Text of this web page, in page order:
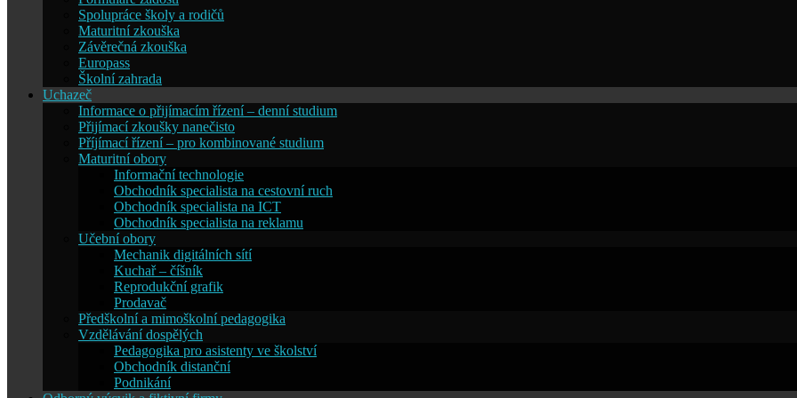
Spolupráce školy a rodičů
Maturitní zkouška
Závěrečná zkouška
Europass
Školní zahrada
Uchazeč
Informace o přijímacím řízení – denní studium
Přijímací zkoušky nanečisto
Příjímací řízení – pro kombinované studium
Maturitní obory
Informační technologie
Obchodník specialista na cestovní ruch
Obchodník specialista na ICT
Obchodník specialista na reklamu
Učební obory
Mechanik digitálních sítí
Kuchař – číšník
Reprodukční grafik
Prodavač
Předškolní a mimoškolní pedagogika
Vzdělávání dospělých
Pedagogika pro asistenty ve školství
Obchodník distanční
Podnikání